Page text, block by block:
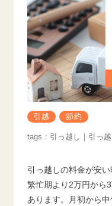
引越 節約
引っ越し 引っ
引っ越しの料金が安
繁忙期より2万円から
あります。月初から中